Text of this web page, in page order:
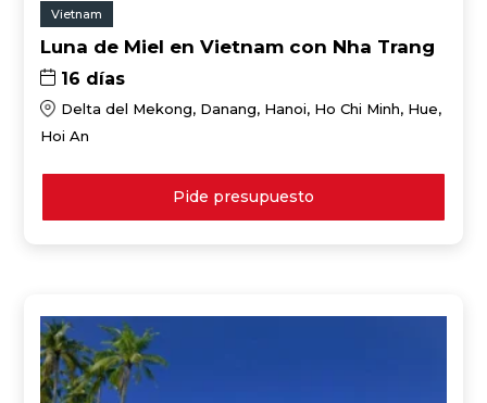
Vietnam
Luna de Miel en Vietnam con Nha Trang
16 días
Delta del Mekong, Danang, Hanoi, Ho Chi Minh, Hue,
Hoi An
Pide presupuesto